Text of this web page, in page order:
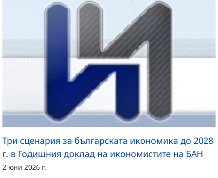
Три сценария за българската икономика до 2028
г. в Годишния доклад на икономистите на БАН
2 юни 2026 г.